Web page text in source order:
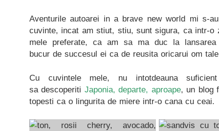
Aventurile autoarei in a brave new world mi s-
cuvinte, incat am stiut, stiu, sunt sigura, ca intr-o
mele preferate, ca am sa ma duc la
bucur de succesul ei ca de reusita oricarui om
Cu cuvintele mele, nu intotdeauna
sa descoperiti Japonia, departe, aproape, un blog
topesti ca o lingurita de miere intr-o cana cu ceai.